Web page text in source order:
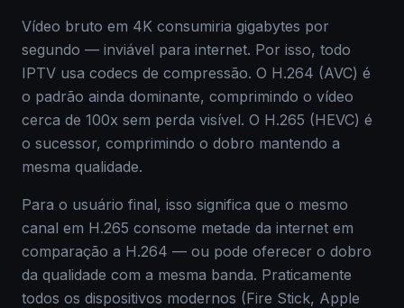
Vídeo bruto em 4K consumiria gigabytes por
segundo — inviável para internet. Por isso, todo
IPTV usa codecs de compressão. O H.264 (AVC) é
o padrão ainda dominante, comprimindo o vídeo
cerca de 100x sem perda visível. O H.265 (HEVC) é
o sucessor, comprimindo o dobro mantendo a
mesma qualidade.
Para o usuário final, isso significa que o mesmo
canal em H.265 consome metade da internet em
comparação a H.264 — ou pode oferecer o dobro
da qualidade com a mesma banda. Praticamente
todos os dispositivos modernos (Fire Stick, Apple